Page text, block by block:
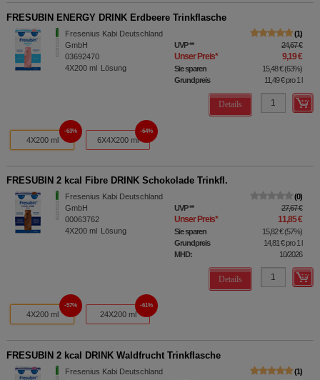
FRESUBIN ENERGY DRINK Erdbeere Trinkflasche
Fresenius Kabi Deutschland
GmbH
03692470
4X200 ml Lösung
1
UVP** 24,67 €
Unser Preis* 9,19 €
Sie sparen 15,48 €(63%)
Grundpreis
11,49 €pro 1 l
Details
4X200 ml
63%
6X4X200 ml
64%
FRESUBIN 2 kcal Fibre DRINK Schokolade Trinkfl.
Fresenius Kabi Deutschland
GmbH
00063762
4X200 ml Lösung
0
UVP** 27,67 €
Unser Preis* 11,85 €
Sie sparen 15,82 €(57%)
Grundpreis
14,81 €pro 1 l
MHD:
10/2026
Details
4X200 ml
57%
24X200 ml
61%
FRESUBIN 2 kcal DRINK Waldfrucht Trinkflasche
Fresenius Kabi Deutschland
1